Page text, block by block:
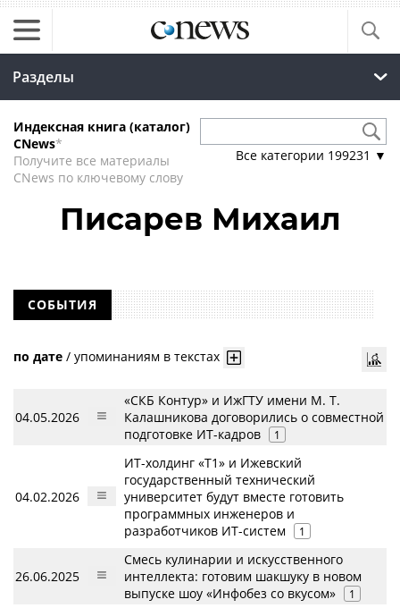
Разделы
Индексная книга (каталог)
CNews*
Получите все материалы
CNews по ключевому слову
Все категории 199231 ▼
Писарев Михаил
СОБЫТИЯ
по дате / упоминаниям в текстах
04.05.2026
«СКБ Контур» и ИжГТУ имени М. Т.
Калашникова договорились о совместной
подготовке ИТ-кадров
1
04.02.2026
ИТ-холдинг «Т1» и Ижевский
государственный технический
университет будут вместе готовить
программных инженеров и
разработчиков ИТ-систем
1
26.06.2025
Смесь кулинарии и искусственного
интеллекта: готовим шакшуку в новом
выпуске шоу «Инфобез со вкусом»
1